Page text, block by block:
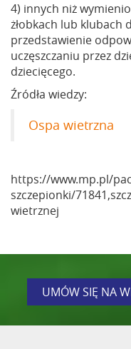
4) innych niż
żłobkach lub klubach
przedstawienie
uczęszczaniu przez
dziecięcego.
Źródła wiedzy:
Ospa wietrzna
https://www.mp.pl/
szczepionki/
wietrznej
UMÓW SIĘ NA